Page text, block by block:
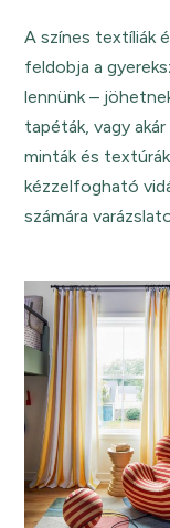
A színes textíliák
feldobja a
lennünk –
tapéták, vagy
minták és
kézzelfogható
számára